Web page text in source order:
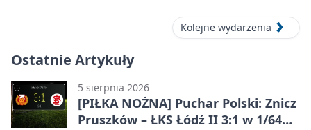
Kolejne wydarzenia
Ostatnie Artykuły
5 sierpnia 2026
[PIŁKA NOŻNA] Puchar Polski: Znicz
Pruszków – ŁKS Łódź II 3:1 w 1/64